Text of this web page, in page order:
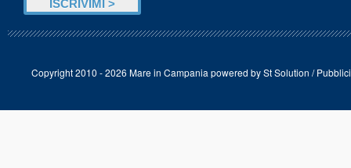
Copyright 2010 - 2026 Mare in Campania powered bySt Solution /